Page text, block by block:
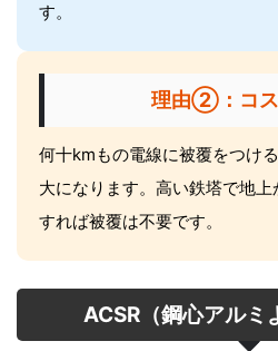
す。
理由②：コス
何十kmもの電線に被覆をつけ
大になります。高い鉄塔で地
すれば被覆は不要です。
ACSR（鋼心アルミ